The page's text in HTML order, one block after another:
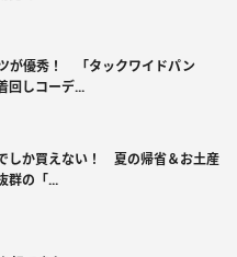
が優秀！ 「タックワイドパン
回しコーデ...
しか買えない！ 夏の帰省＆お土産
群の「...